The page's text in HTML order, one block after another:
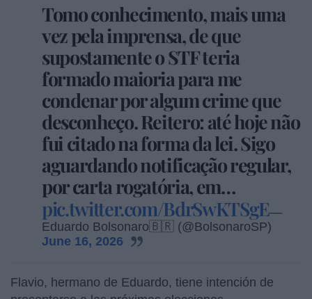
Tomo conhecimento, mais uma
vez pela imprensa, de que
supostamente o STF teria
formado maioria para me
condenar por algum crime que
desconheço. Reitero: até hoje não
fui citado na forma da lei. Sigo
aguardando notificação regular,
por carta rogatória, em…
pic.twitter.com/BdrSwKTSgE—
Eduardo Bolsonaro🇧🇷 (@BolsonaroSP)
June 16, 2026
Flavio, hermano de Eduardo, tiene intención de